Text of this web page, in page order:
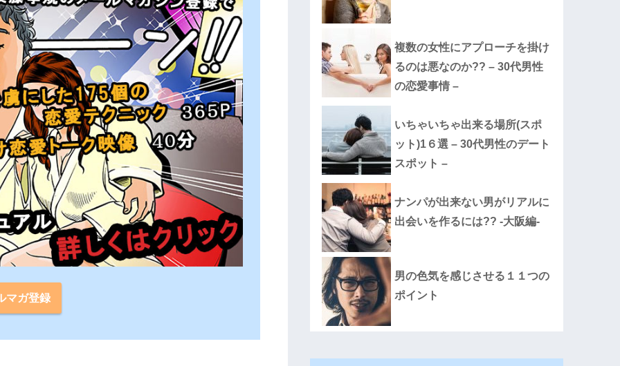
マガ登録
複数の女性にアプローチを掛け
るのは悪なのか?? – 30代男性
の恋愛事情 –
いちゃいちゃ出来る場所(スポ
ット)1６選 – 30代男性のデート
スポット –
ナンパが出来ない男がリアルに
出会いを作るには?? -大阪編-
男の色気を感じさせる１１つの
ポイント